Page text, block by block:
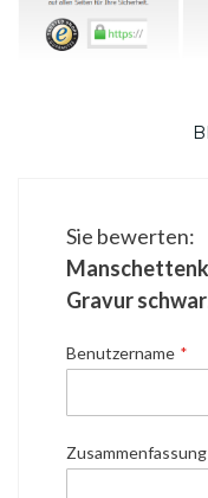
Sie bewerten:
Gravur
Benutzername
Zusammenfassung